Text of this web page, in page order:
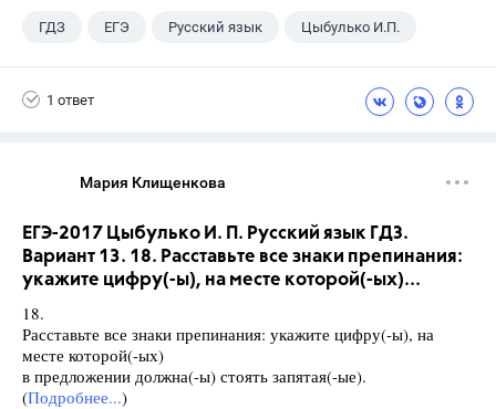
ГДЗ ЕГЭ Русский язык Цыбулько И.П.
1 ответ
Мария Клищенкова
ЕГЭ-2017 Цыбулько И. П. Русский язык ГДЗ.
Вариант 13. 18. Расставьте все знаки препинания:
укажите цифру(-ы), на месте которой(-ых)...
18.
Расставьте все знаки препинания: укажите цифру(-ы), на
месте которой(-ых)
в предложении должна(-ы) стоять запятая(-ые).
(Подробнее...)